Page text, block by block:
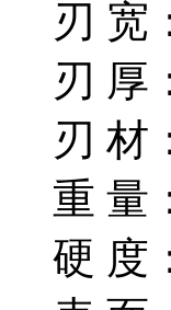
刃 宽
刃 厚
刃 材
重 量
硬 度